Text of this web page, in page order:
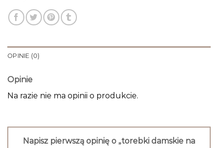
OPINIE (0)
Opinie
Na razie nie ma opinii o produkcie.
Napisz pierwszą opinię o „torebki damskie na